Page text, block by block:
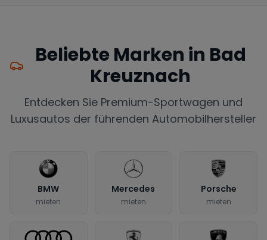
Beliebte Marken in Bad
Kreuznach
Entdecken Sie Premium-Sportwagen und
Luxusautos der führenden Automobilhersteller
BMW
mieten
Mercedes
mieten
Porsche
mieten